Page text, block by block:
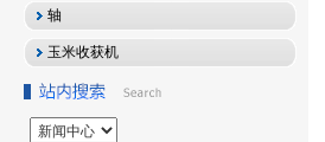
轴
玉米收获机